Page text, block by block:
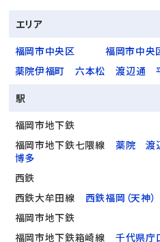
エリア
福岡市中央区
福岡市中央
薬院伊福町
六本松 渡辺通
駅
福岡市地下鉄
福岡市地下鉄七隈線
薬院 渡
博多
西鉄
西鉄大牟田線
西鉄福岡（天神）
福岡市地下鉄
福岡市地下鉄箱崎線
千代県庁